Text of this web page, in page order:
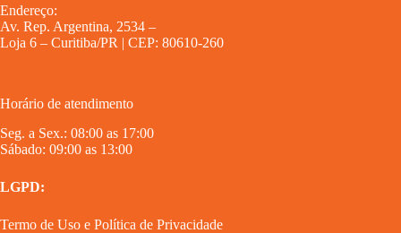
Endereço:
Av. Rep. Argentina, 2534 –
Loja 6 – Curitiba/PR | CEP: 80610-260
Horário de atendimento
Seg. a Sex.: 08:00 as 17:00
Sábado: 09:00 as 13:00
LGPD:
Termo de Uso e Política de Privacidade